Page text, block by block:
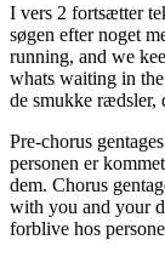
I vers 2 fortsætter
søgen efter noget
running, and we
whats waiting in
de smukke rædsler,
Pre-chorus
personen er
dem. Chorus
with you and your
forblive hos